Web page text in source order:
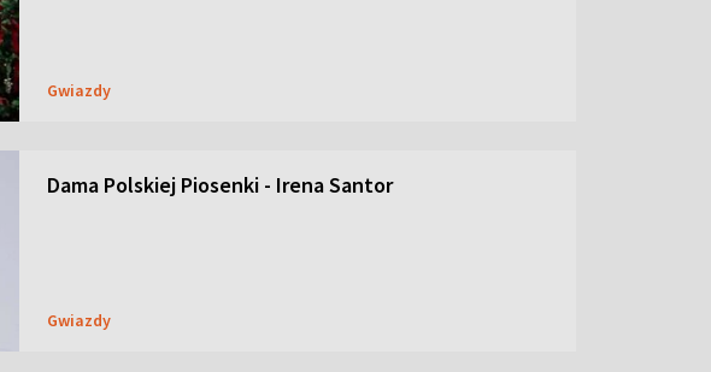
Gwiazdy
Dama Polskiej Piosenki - Irena Santor
Gwiazdy